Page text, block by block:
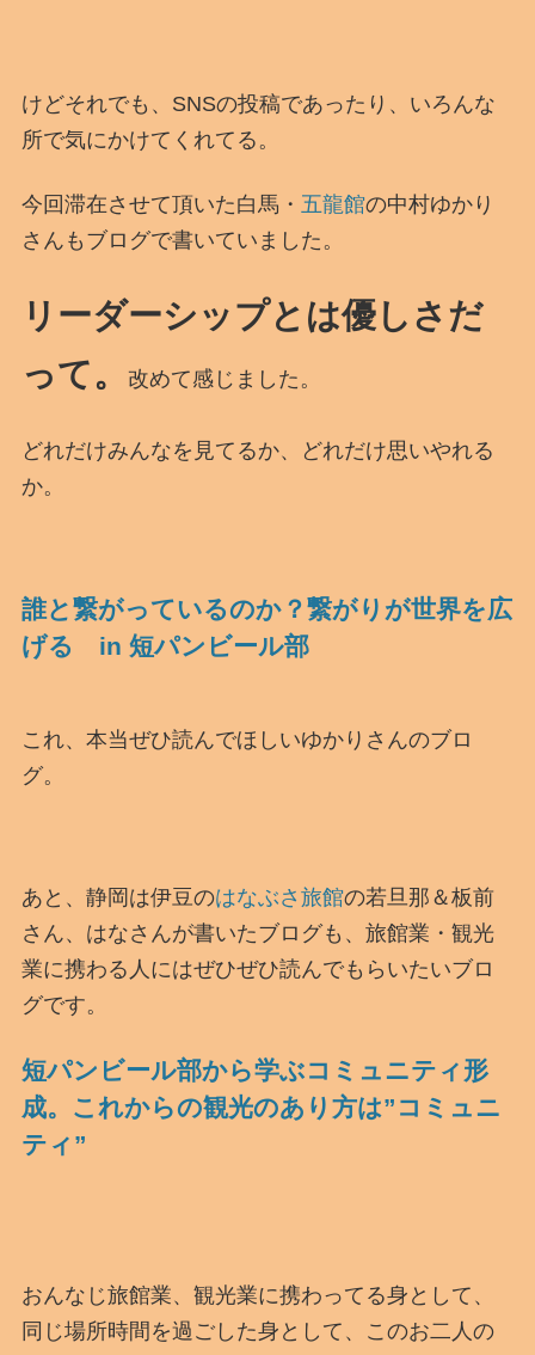
けどそれでも、SNSの投稿であったり、いろんな
所で気にかけてくれてる。
今回滞在させて頂いた白馬・ 五龍館の中村ゆかり
さんもブログで書いていました。
リーダーシップとは優しさだ
って。
改めて感じました。
どれだけみんなを見てるか、どれだけ思いやれる
か。
誰と繋がっているのか？繋がりが世界を広
げる in 短パンビール部
これ、本当ぜひ読んでほしいゆかりさんのブロ
グ。
あと、静岡は伊豆のはなぶさ旅館の若旦那＆板前
さん、はなさんが書いたブログも、旅館業・観光
業に携わる人にはぜひぜひ読んでもらいたいブロ
グです。
短パンビール部から学ぶコミュニティ形
成。これからの観光のあり方は”コミュニ
ティ”
おんなじ旅館業、観光業に携わってる身として、
同じ場所時間を過ごした身として、このお二人の